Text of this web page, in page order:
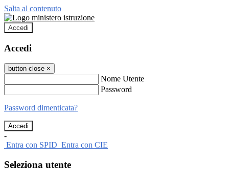
Salta al contenuto
Accedi
Accedi
button close ×
Nome Utente
Password
Password dimenticata?
-
Entra con SPID Entra con CIE
Seleziona utente